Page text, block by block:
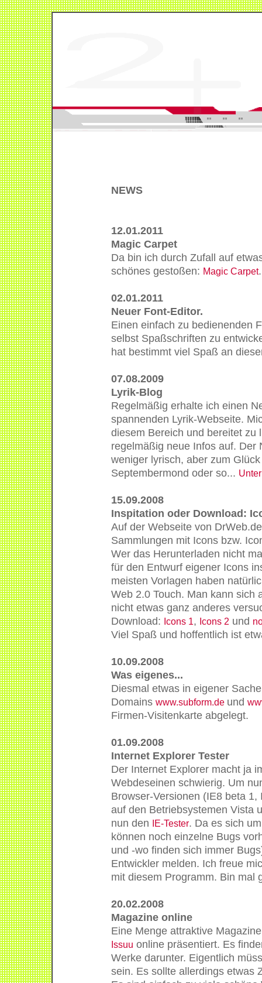
NEWS
12.01.2011
Magic Carpet
Da bin ich durch Zufall auf
schönes gestoßen: Magic Carpet.
02.01.2011
Neuer Font-Editor.
Einen einfach zu bedienenden
selbst Spaßschriften zu
hat bestimmt viel Spaß an
07.08.2009
Lyrik-Blog
Regelmäßig erhalte ich einen
spannenden Lyrik-Webseite.
diesem Bereich und bereitet zu
regelmäßig neue Infos auf. Der
weniger lyrisch, aber zum
Septembermond oder so...
15.09.2008
Inspitation oder Download:
Auf der Webseite von
Sammlungen mit Icons bzw.
Wer das Herunterladen nicht
für den Entwurf eigener Icons
meisten Vorlagen haben
Web 2.0 Touch. Man kann sich
nicht etwas ganz anderes
Download: Icons 1, Icons 2und
Viel Spaß und hoffentlich ist
10.09.2008
Was eigenes...
Diesmal etwas in eigener
Domains www.subform.de und
Firmen-Visitenkarte abgelegt.
01.09.2008
Internet Explorer Tester
Der Internet Explorer macht ja
Webdeseinen schwierig. Um
Browser-Versionen (IE8 beta
auf den Betriebsystemen Vista
nun den IE-Tester. Da es sich
können noch einzelne Bugs
und -wo finden sich immer
Entwickler melden. Ich freue
mit diesem Programm. Bin mal
20.02.2008
Magazine online
Eine Menge attraktive
Issuu online präsentiert. Es
Werke darunter. Eigentlich
sein. Es sollte allerdings etwas